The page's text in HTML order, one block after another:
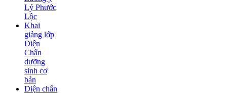
Lý Phước
Lộc
Khai
giảng lớp
Diện
Chẩn
dưỡng
sinh cơ
bản
Diện chẩn